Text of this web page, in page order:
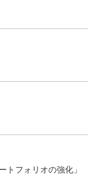
トフォリオの強化」